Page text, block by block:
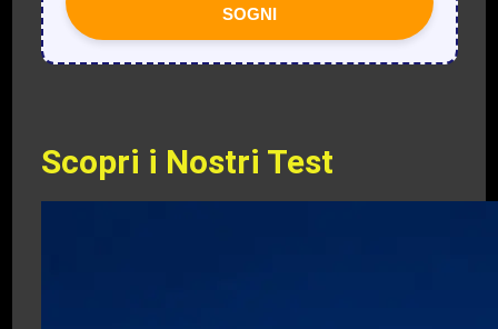
SOGNI
Scopri i Nostri Test